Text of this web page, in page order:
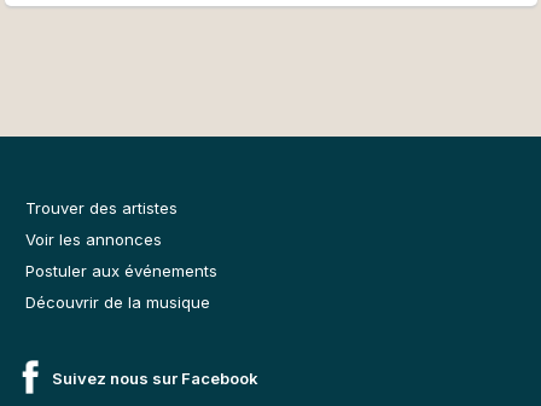
Trouver des artistes
Voir les annonces
Postuler aux événements
Découvrir de la musique
Suivez nous sur Facebook